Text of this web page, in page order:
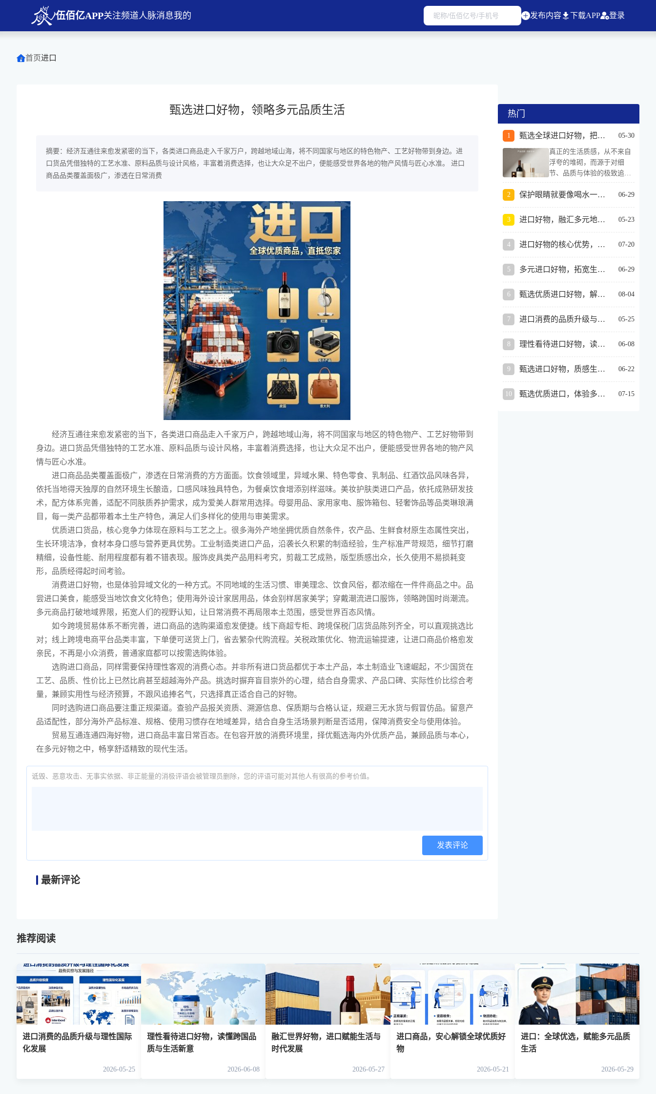
伍佰亿APP关注频道人脉消息我的 发布内容 下载APP 登录
首页进口
甄选进口好物，领略多元品质生活
摘要：经济互通往来愈发紧密的当下，各类进口商品走入千家万户，跨越地域山海，将不同国家与地区的特色物产、工艺好物带到身边。进
口货品凭借独特的工艺水准、原料品质与设计风格，丰富着消费选择，也让大众足不出户，便能感受世界各地的物产风情与匠心水准。 进口
商品品类覆盖面极广，渗透在日常消费
经济互通往来愈发紧密的当下，各类进口商品走入千家万户，跨越地域山海，将不同国家与地区的特色物产、工艺好物带到
身边。进口货品凭借独特的工艺水准、原料品质与设计风格，丰富着消费选择，也让大众足不出户，便能感受世界各地的物产风
情与匠心水准。
进口商品品类覆盖面极广，渗透在日常消费的方方面面。饮食领域里，异域水果、特色零食、乳制品、红酒饮品风味各异，
依托当地得天独厚的自然环境生长酿造，口感风味独具特色，为餐桌饮食增添别样滋味。美妆护肤类进口产品，依托成熟研发技
术，配方体系完善，适配不同肤质养护需求，成为爱美人群常用选择。母婴用品、家用家电、服饰箱包、轻奢饰品等品类琳琅满
目，每一类产品都带着本土生产特色，满足人们多样化的使用与审美需求。
优质进口货品，核心竞争力体现在原料与工艺之上。很多海外产地坐拥优质自然条件，农产品、生鲜食材原生态属性突出，
生长环境洁净，食材本身口感与营养更具优势。工业制造类进口产品，沿袭长久积累的制造经验，生产标准严苛规范，细节打磨
精细，设备性能、耐用程度都有着不错表现。服饰皮具类产品用料考究，剪裁工艺成熟，版型质感出众，长久使用不易损耗变
形，品质经得起时间考验。
消费进口好物，也是体验异域文化的一种方式。不同地域的生活习惯、审美理念、饮食风俗，都浓缩在一件件商品之中。品
尝进口美食，能感受当地饮食文化特色；使用海外设计家居用品，体会别样居家美学；穿戴潮流进口服饰，领略跨国时尚潮流。
多元商品打破地域界限，拓宽人们的视野认知，让日常消费不再局限本土范围，感受世界百态风情。
如今跨境贸易体系不断完善，进口商品的选购渠道愈发便捷。线下商超专柜、跨境保税门店货品陈列齐全，可以直观挑选比
对；线上跨境电商平台品类丰富，下单便可送货上门，省去繁杂代购流程。关税政策优化、物流运输提速，让进口商品价格愈发
亲民，不再是小众消费，普通家庭都可以按需选购体验。
选购进口商品，同样需要保持理性客观的消费心态。并非所有进口货品都优于本土产品，本土制造业飞速崛起，不少国货在
工艺、品质、性价比上已然比肩甚至超越海外产品。挑选时摒弃盲目崇外的心理，结合自身需求、产品口碑、实际性价比综合考
量，兼顾实用性与经济预算，不跟风追捧名气，只选择真正适合自己的好物。
同时选购进口商品要注重正规渠道。查验产品报关资质、溯源信息、保质期与合格认证，规避三无水货与假冒仿品。留意产
品适配性，部分海外产品标准、规格、使用习惯存在地域差异，结合自身生活场景判断是否适用，保障消费安全与使用体验。
贸易互通连通四海好物，进口商品丰富日常百态。在包容开放的消费环境里，择优甄选海内外优质产品，兼顾品质与本心，
在多元好物之中，畅享舒适精致的现代生活。
诋毁、恶意攻击、无事实依据、非正能量的消极评语会被管理员删除，您的评语可能对其他人有很高的参考价值。
发表评论
最新评论
热门
甄选全球进口好物，把精致生活搬进日常 05-30
真正的生活质感，从不来自
浮夸的堆砌，而源于对细
节、品质与体验的极致追
求。进口好物的意义，就是
把世界各地的优质工艺、严
苛标准与成熟设计，带进普
通人的日常。不必远行奔赴
质？是标准，更是安心 很多
人偏爱进口产品，不是盲目
追求
保护眼睛就要像喝水一样随身携带 06-29
进口好物，融汇多元地域的生活风华 05-23
进口好物的核心优势，是安全、精细、专业 07-20
多元进口好物，拓宽生活的广阔边界 06-29
甄选优质进口好物，解锁精致品质生活 08-04
进口消费的品质升级与理性国际化发展 05-25
理性看待进口好物，读懂跨国品质与生活新意 06-08
甄选进口好物，质感生活源自严苛品质 06-22
甄选优质进口，体验多元品质好物 07-15
推荐阅读
进口消费的品质升级与理性国际
化发展
2026-05-25
理性看待进口好物，读懂跨国品
质与生活新意
2026-06-08
融汇世界好物，进口赋能生活与
时代发展
2026-05-27
进口商品，安心解锁全球优质好
物
2026-05-21
进口：全球优选，赋能多元品质
生活
2026-05-29